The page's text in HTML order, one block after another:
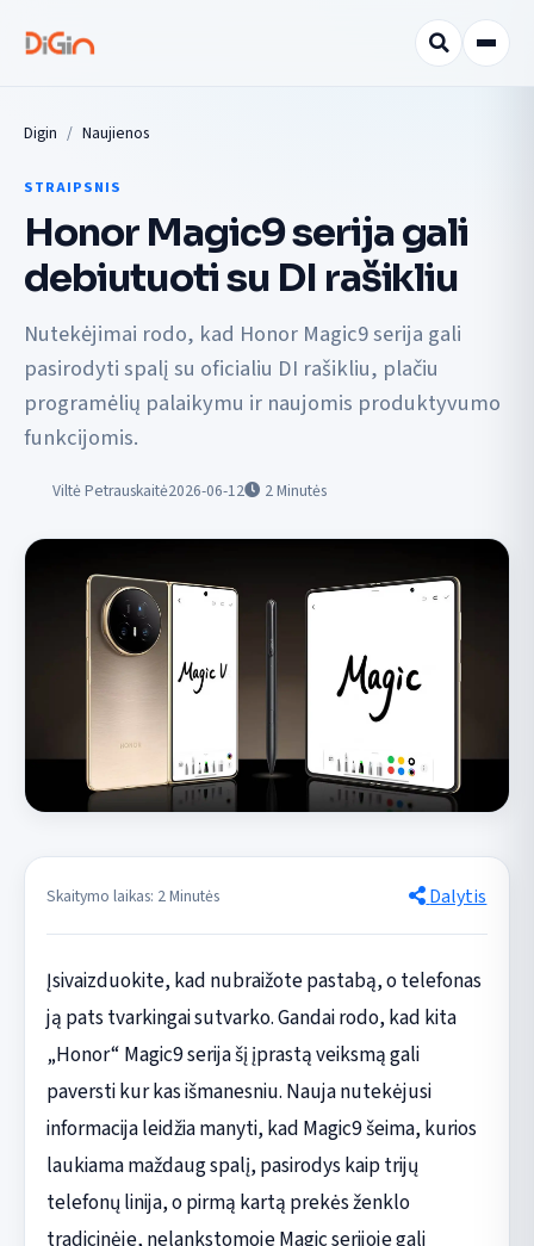
Digin Naujienos
STRAIPSNIS
Honor Magic9 serija gali
debiutuoti su DI rašikliu
Nutekėjimai rodo, kad Honor Magic9 serija gali
pasirodyti spalį su oficialiu DI rašikliu, plačiu
programėlių palaikymu ir naujomis produktyvumo
funkcijomis.
Viltė Petrauskaitė2026-06-12 2Minutės
Skaitymo laikas: 2 Minutės Dalytis
Įsivaizduokite, kad nubraižote pastabą, o telefonas
ją pats tvarkingai sutvarko. Gandai rodo, kad kita
„Honor“ Magic9 serija šį įprastą veiksmą gali
paversti kur kas išmanesniu. Nauja nutekėjusi
informacija leidžia manyti, kad Magic9 šeima, kurios
laukiama maždaug spalį, pasirodys kaip trijų
telefonų linija, o pirmą kartą prekės ženklo
tradicinėje, nelankstomoje Magic serijoje gali